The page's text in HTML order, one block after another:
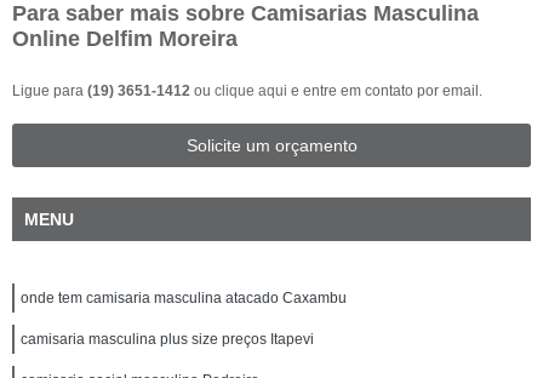
Para saber mais sobre Camisarias Masculina
Online Delfim Moreira
Ligue para (19) 3651-1412 ou clique aqui e entre em contato por email.
Solicite um orçamento
MENU
onde tem camisaria masculina atacado Caxambu
camisaria masculina plus size preços Itapevi